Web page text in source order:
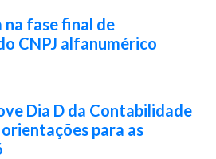
fase final de
CNPJ alfanumérico
Dia D da Contabilidade
para as